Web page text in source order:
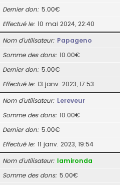
Dernier don 5.00€
Effectué le 10 mai 2024, 22:40
Nom d’utilisateur Papageno
Somme des dons 10.00€
Dernier don 5.00€
Effectué le 13 janv. 2023, 17:53
Nom d’utilisateur Lereveur
Somme des dons 10.00€
Dernier don 5.00€
Effectué le 11 janv. 2023, 19:54
Nom d’utilisateur lamironda
Somme des dons 5.00€